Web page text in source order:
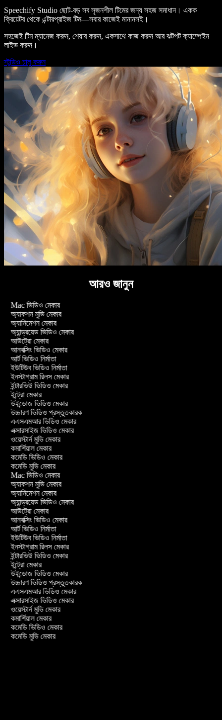
Speechify Studio ছোট-বড় সব সৃজনশীল টিমের জন্য সহজ সমাধান। একক
ক্রিয়েটর থেকে এন্টারপ্রাইজ টিম—সবার কাজেই মানানসই।
সহজেই টিম ম্যানেজ করুন, শেয়ার করুন, একসাথে কাজ করুন আর ঝটপট ক্যাম্পেইন
লাইভ করুন।
স্টুডিও চালু করুন
আরও জানুন
Mac ভিডিও মেকার
অ্যাকশন মুভি মেকার
অ্যানিমেশন মেকার
অ্যান্ড্রয়েড ভিডিও মেকার
আউট্রো মেকার
আনবক্সিং ভিডিও মেকার
আর্ট ভিডিও নির্মাতা
ইউটিউব ভিডিও নির্মাতা
ইনস্টাগ্রাম রিলস মেকার
ইন্টারভিউ ভিডিও মেকার
ইন্ট্রো মেকার
উইন্ডোজ ভিডিও মেকার
উচ্চারণ ভিডিও প্রস্তুতকারক
এএসএমআর ভিডিও মেকার
এক্সারসাইজ ভিডিও মেকার
ওয়েস্টার্ন মুভি মেকার
কমার্শিয়াল মেকার
কমেডি ভিডিও মেকার
কমেডি মুভি মেকার
Mac ভিডিও মেকার
অ্যাকশন মুভি মেকার
অ্যানিমেশন মেকার
অ্যান্ড্রয়েড ভিডিও মেকার
আউট্রো মেকার
আনবক্সিং ভিডিও মেকার
আর্ট ভিডিও নির্মাতা
ইউটিউব ভিডিও নির্মাতা
ইনস্টাগ্রাম রিলস মেকার
ইন্টারভিউ ভিডিও মেকার
ইন্ট্রো মেকার
উইন্ডোজ ভিডিও মেকার
উচ্চারণ ভিডিও প্রস্তুতকারক
এএসএমআর ভিডিও মেকার
এক্সারসাইজ ভিডিও মেকার
ওয়েস্টার্ন মুভি মেকার
কমার্শিয়াল মেকার
কমেডি ভিডিও মেকার
কমেডি মুভি মেকার